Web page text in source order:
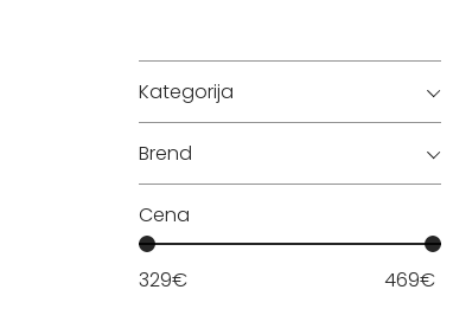
Kategorija
Brend
Cena
329€ 469€